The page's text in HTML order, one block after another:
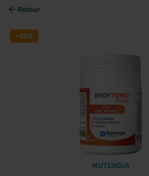
Retour
NUTERGIA
-15%